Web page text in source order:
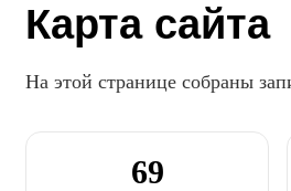
Карта сайта
На этой странице собраны
69